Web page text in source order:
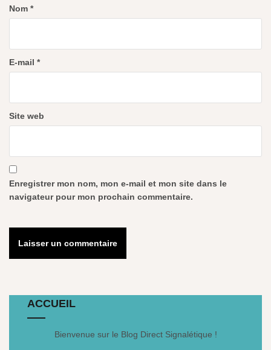
Nom *
E-mail *
Site web
Enregistrer mon nom, mon e-mail et mon site dans le
navigateur pour mon prochain commentaire.
ACCUEIL
Bienvenue sur le Blog Direct Signalétique !